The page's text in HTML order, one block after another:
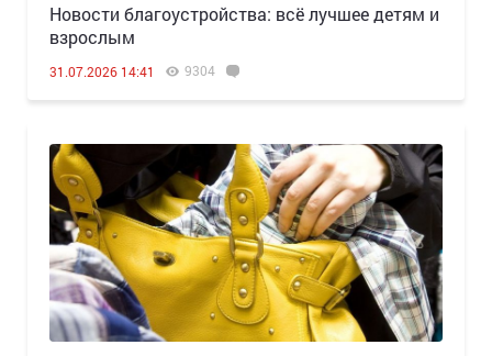
Новости благоустройства: всё лучшее детям и
взрослым
31.07.2026 14:41 9304